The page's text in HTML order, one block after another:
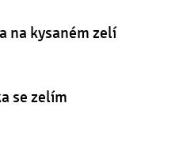
na kysaném zelí
se zelím